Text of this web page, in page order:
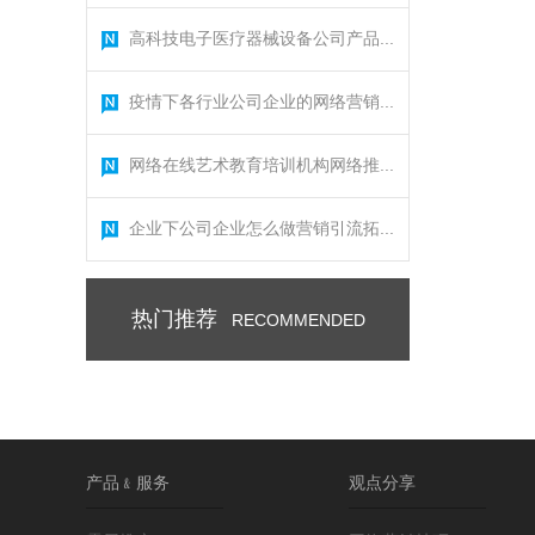
高科技电子医疗器械设备公司产品...
疫情下各行业公司企业的网络营销...
网络在线艺术教育培训机构网络推...
企业下公司企业怎么做营销引流拓...
热门推荐 RECOMMENDED
产品﹠服务 观点分享